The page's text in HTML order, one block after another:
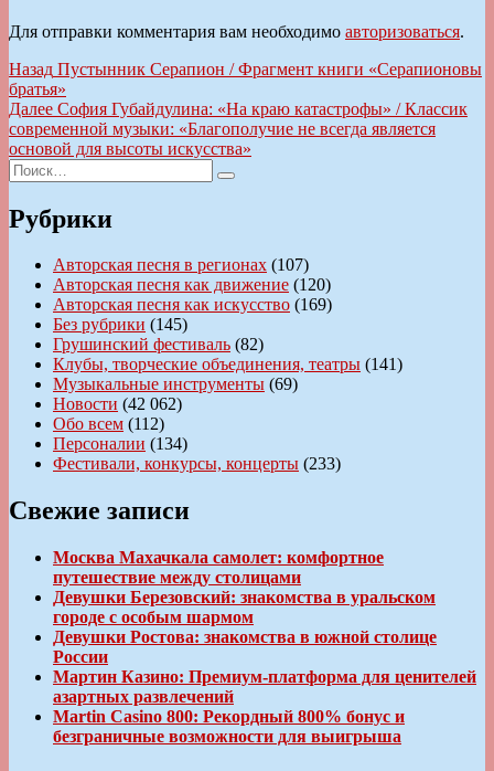
Для отправки комментария вам необходимо авторизоваться.
Навигация
по
записям
Назад Предыдущая
запись:
Пустынник Серапион / Фрагмент книги «Серапионовы
братья»
Далее Следующая
запись:
София Губайдулина: «На краю катастрофы» / Классик
современной музыки: «Благополучие не всегда является
основой для высоты искусства»
Искать:
Поиск
Рубрики
Авторская песня в регионах (107)
Авторская песня как движение (120)
Авторская песня как искусство (169)
Без рубрики (145)
Грушинский фестиваль (82)
Клубы, творческие объединения, театры (141)
Музыкальные инструменты (69)
Новости (42 062)
Обо всем (112)
Персоналии (134)
Фестивали, конкурсы, концерты (233)
Свежие записи
Москва Махачкала самолет: комфортное
путешествие между столицами
Девушки Березовский: знакомства в уральском
городе с особым шармом
Девушки Ростова: знакомства в южной столице
России
Мартин Казино: Премиум-платформа для ценителей
азартных развлечений
Martin Casino 800: Рекордный 800% бонус и
безграничные возможности для выигрыша